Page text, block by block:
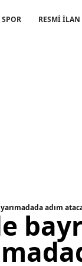
SPOR RESMİ İLAN
adım